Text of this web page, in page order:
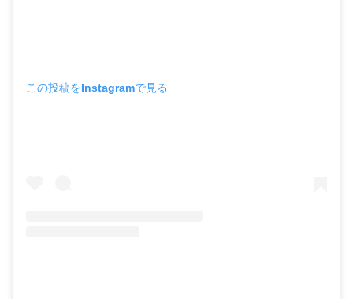
この投稿をInstagramで見る